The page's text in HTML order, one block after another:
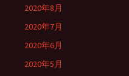
2020年8月
2020年7月
2020年6月
2020年5月